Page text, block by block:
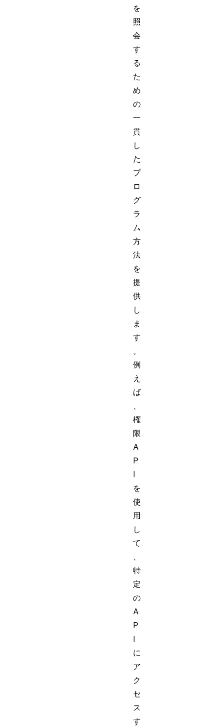
を
照
会
す
る
た
め
の
一
貫
し
た
プ
ロ
グ
ラ
ム
方
法
を
提
供
し
ま
す
。
例
え
ば
、
権
限
A
P
I
を
使
用
し
て
、
特
定
の
A
P
I
に
ア
ク
セ
ス
す